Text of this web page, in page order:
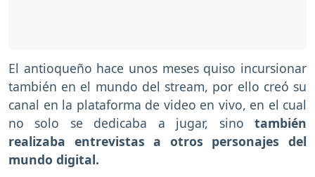
El antioqueño hace unos meses quiso incursionar
también en el mundo del stream, por ello creó su
canal en la plataforma de video en vivo, en el cual
no solo se dedicaba a jugar, sino también
realizaba entrevistas a otros personajes del
mundo digital.